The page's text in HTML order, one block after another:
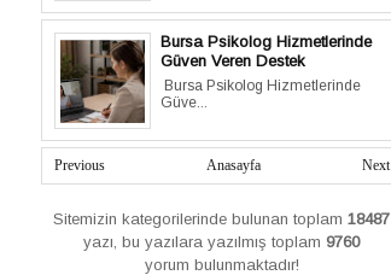
Bursa Psikolog Hizmetlerinde
Güven Veren Destek
Bursa Psikolog Hizmetlerinde
Güve...
Previous Next
Anasayfa
Sitemizin kategorilerinde bulunan toplam 18487
yazı, bu yazılara yazılmış toplam 9760
yorum bulunmaktadır!